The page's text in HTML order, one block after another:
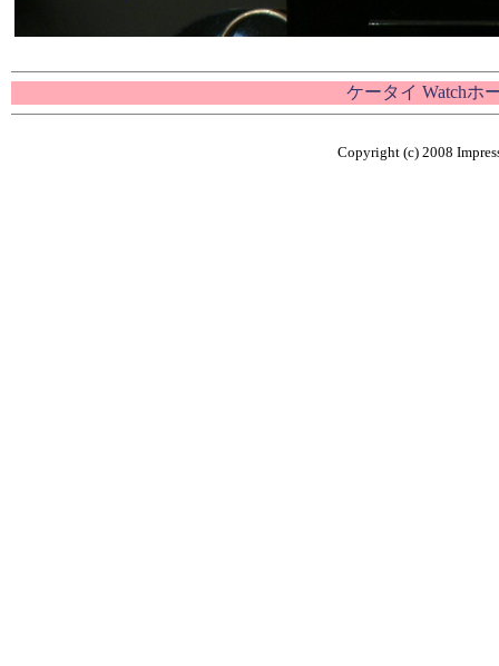
ケータイ Watchホ
Copyright (c) 2008